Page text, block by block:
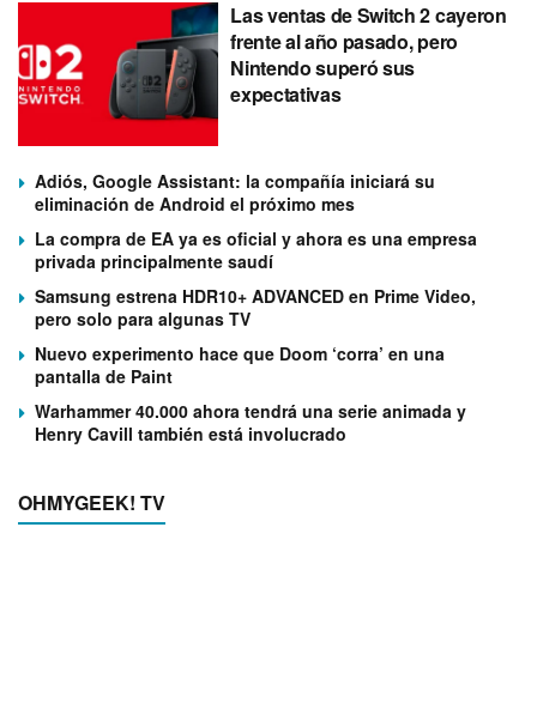
Las ventas de Switch 2 cayeron
frente al año pasado, pero
Nintendo superó sus
expectativas
Adiós, Google Assistant: la compañía iniciará su
eliminación de Android el próximo mes
La compra de EA ya es oficial y ahora es una empresa
privada principalmente saudí
Samsung estrena HDR10+ ADVANCED en Prime Video,
pero solo para algunas TV
Nuevo experimento hace que Doom ‘corra’ en una
pantalla de Paint
Warhammer 40.000 ahora tendrá una serie animada y
Henry Cavill también está involucrado
OHMYGEEK! TV